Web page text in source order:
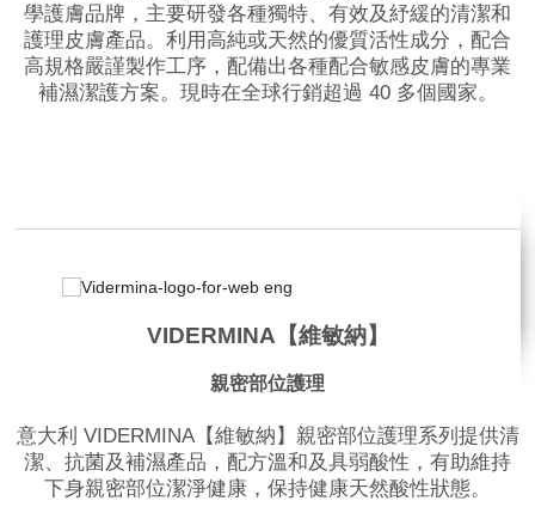
學護膚品牌，主要研發各種獨特、有效及紓緩的清潔和
護理皮膚產品。利用高純或天然的優質活性成分，配合
高規格嚴謹製作工序，配備出各種配合敏感皮膚的專業
補濕潔護方案。現時在全球行銷超過 40 多個國家。
VIDERMINA【維敏納】
親密部位護理
意大利 VIDERMINA【維敏納】親密部位護理系列提供清
潔、抗菌及補濕產品，配方溫和及具弱酸性，有助維持
下身親密部位潔淨健康，保持健康天然酸性狀態。